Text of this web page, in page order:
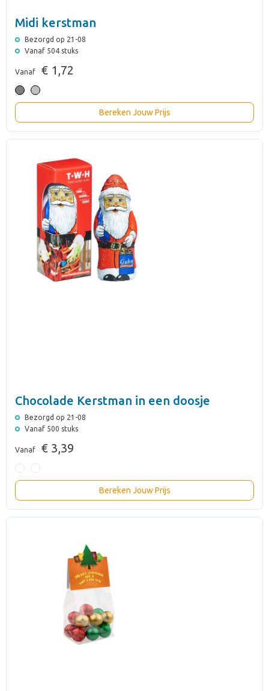
Midi kerstman
Bezorgd op 21-08
Vanaf 504 stuks
Vanaf € 1,72
Bereken Jouw Prijs
Chocolade Kerstman in een doosje
Bezorgd op 21-08
Vanaf 500 stuks
Vanaf € 3,39
Bereken Jouw Prijs